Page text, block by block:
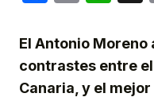
El Antonio
contrastes entre
Canaria, y el